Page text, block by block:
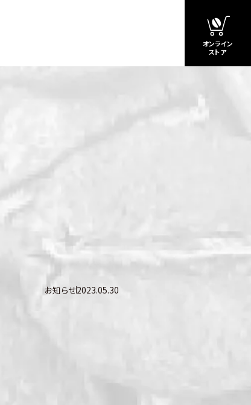
オンライン
ストア
お知らせ2023.05.30